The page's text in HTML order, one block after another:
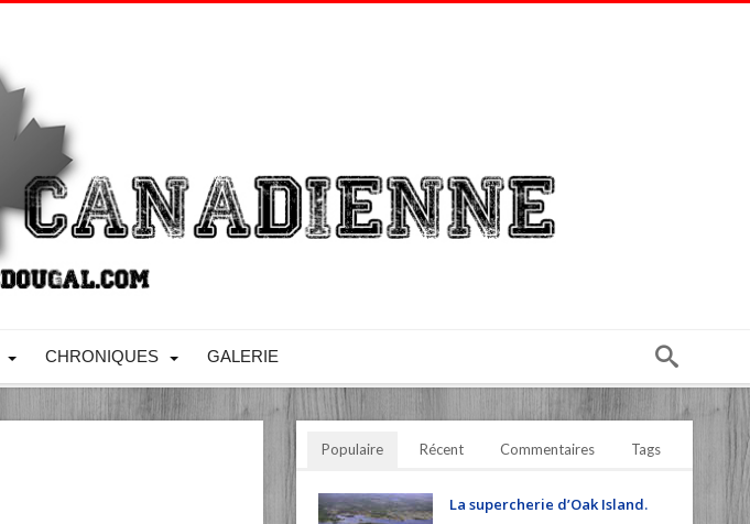
CHRONIQUES GALERIE
Populaire Récent Commentaires Tags
La supercherie d’Oak Island.